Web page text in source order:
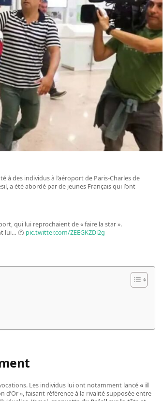
à des individus à l’aéroport de Paris-Charles de
a été abordé par de jeunes Français qui l’ont
qui lui reprochaient de « faire la star ».
lui… 🫠 pic.twitter.com/ZEEGKZDl2g
Les individus lui ont notamment lancé« il
d’Or », faisant référence à la rivalité supposée entre